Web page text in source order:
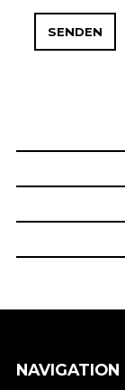
NAVIGATION